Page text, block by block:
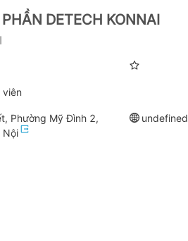
DETECH KONNAI
Phường Mỹ Đình 2,
Nội
undefined